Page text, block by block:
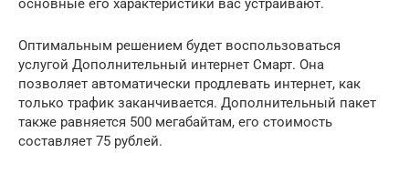
основные его характеристики вас устраивают.
Оптимальным решением будет воспользоваться
услугой Дополнительный интернет Смарт. Она
позволяет автоматически продлевать интернет, как
только трафик заканчивается. Дополнительный пакет
также равняется 500 мегабайтам, его стоимость
составляет 75 рублей.